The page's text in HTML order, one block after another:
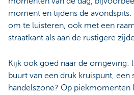
moment en tijdens de
om te luisteren, ook met een
straatkant als aan de rustigere
Kijk ook goed naar de omgeving:
buurt van een druk kruispunt,
handelszone? Op piekmomenten